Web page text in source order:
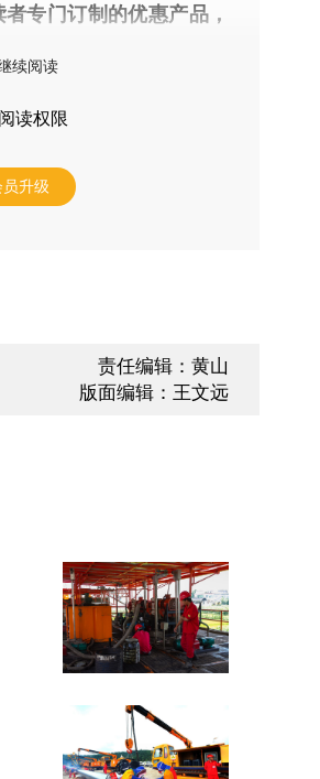
专门订制的优惠产品，
续阅读
读权限
升级
责任编辑：黄山
版面编辑：王文远